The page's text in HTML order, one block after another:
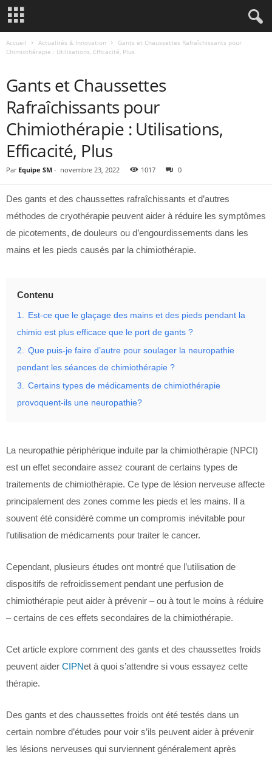
Accueil Actualités & Innovation
Gants et Chaussettes Rafraîchissants pour
Chimiothérapie : Utilisations, Efficacité, Plus
Gants et Chaussettes
Rafraîchissants pour
Chimiothérapie : Utilisations,
Efficacité, Plus
Par Equipe SM - novembre 23, 2022 1017 0
Des gants et des chaussettes rafraîchissants et d’autres
méthodes de cryothérapie peuvent aider à réduire les symptômes
de picotements, de douleurs ou d’engourdissements dans les
mains et les pieds causés par la chimiothérapie.
Contenu
1. Est-ce que le glaçage des mains et des pieds pendant la
chimio est plus efficace que le port de gants ?
2. Que puis-je faire d’autre pour soulager la neuropathie
pendant les séances de chimiothérapie ?
3. Certains types de médicaments de chimiothérapie
provoquent-ils une neuropathie?
La neuropathie périphérique induite par la chimiothérapie (NPCI)
est un effet secondaire assez courant de certains types de
traitements de chimiothérapie. Ce type de lésion nerveuse affecte
principalement des zones comme les pieds et les mains. Il a
souvent été considéré comme un compromis inévitable pour
l’utilisation de médicaments pour traiter le cancer.
Cependant, plusieurs études ont montré que l’utilisation de
dispositifs de refroidissement pendant une perfusion de
chimiothérapie peut aider à prévenir – ou à tout le moins à réduire
– certains de ces effets secondaires de la chimiothérapie.
Cet article explore comment des gants et des chaussettes froids
peuvent aider CIPNet à quoi s’attendre si vous essayez cette
thérapie.
Des gants et des chaussettes froids ont été testés dans un
certain nombre d’études pour voir s’ils peuvent aider à prévenir
les lésions nerveuses qui surviennent généralement après